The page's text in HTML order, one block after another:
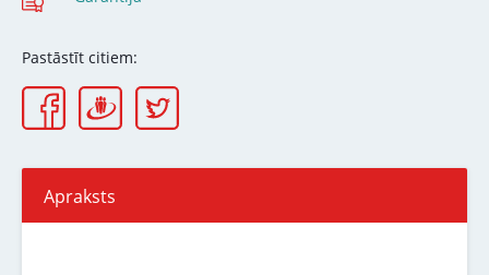
Pastāstīt citiem:
Apraksts